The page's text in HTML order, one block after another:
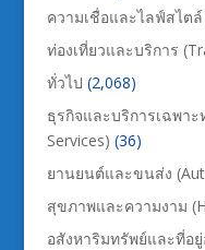
ความเชื่อและไลฟ์สไต
ท่องเที่ยวและบริการ
ทั่วไป (2,068)
ธุรกิจและบริการเฉพาะ
Services) (36)
ยานยนต์และขนส่ง
สุขภาพและความงาม
อสังหาริมทรัพย์และที่อ